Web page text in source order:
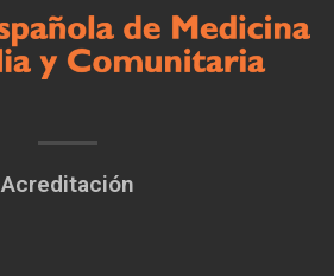
Acreditación